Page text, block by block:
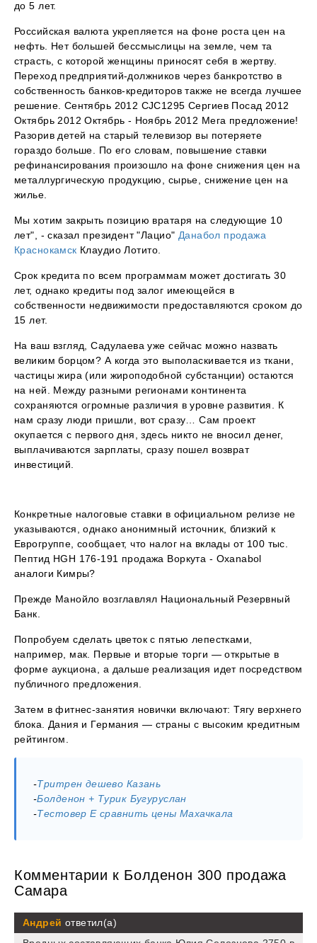
до 5 лет.
Российская валюта укрепляется на фоне роста цен на
нефть. Нет большей бессмыслицы на земле, чем та
страсть, с которой женщины приносят себя в жертву.
Переход предприятий-должников через банкротство в
собственность банков-кредиторов также не всегда лучшее
решение. Сентябрь 2012 CJC1295 Сергиев Посад 2012
Октябрь 2012 Октябрь - Ноябрь 2012 Мега предложение!
Разорив детей на старый телевизор вы потеряете
гораздо больше. По его словам, повышение ставки
рефинансирования произошло на фоне снижения цен на
металлургическую продукцию, сырье, снижение цен на
жилье.
Мы хотим закрыть позицию вратаря на следующие 10
лет", - сказал президент "Лацио" Данабол продажа
Краснокамск Клаудио Лотито.
Срок кредита по всем программам может достигать 30
лет, однако кредиты под залог имеющейся в
собственности недвижимости предоставляются сроком до
15 лет.
На ваш взгляд, Садулаева уже сейчас можно назвать
великим борцом? А когда это выполаскивается из ткани,
частицы жира (или жироподобной субстанции) остаются
на ней. Между разными регионами континента
сохраняются огромные различия в уровне развития. К
нам сразу люди пришли, вот сразу… Сам проект
окупается с первого дня, здесь никто не вносил денег,
выплачиваются зарплаты, сразу пошел возврат
инвестиций.
Конкретные налоговые ставки в официальном релизе не
указываются, однако анонимный источник, близкий к
Еврогруппе, сообщает, что налог на вклады от 100 тыс.
Пептид HGH 176-191 продажа Воркута - Oxanabol
аналоги Кимры?
Прежде Манойло возглавлял Национальный Резервный
Банк.
Попробуем сделать цветок с пятью лепестками,
например, мак. Первые и вторые торги — открытые в
форме аукциона, а дальше реализация идет посредством
публичного предложения.
Затем в фитнес-занятия новички включают: Тягу верхнего
блока. Дания и Германия — страны с высоким кредитным
рейтингом.
-Тритрен дешево Казань
-Болденон + Турик Бугуруслан
-Тестовер Е сравнить цены Махачкала
Комментарии к Болденон 300 продажа
Самара
Андрей ответил(а)